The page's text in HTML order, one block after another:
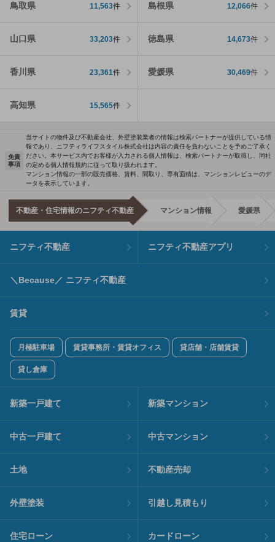
鳥取県 11,563件 島根県 12,066件
山口県 33,203件 徳島県 14,673件
香川県 23,361件 愛媛県 30,469件
高知県 15,565件
免責
事項
当サイトの物件及び不動産会社、外壁塗装業者の情報は検索パートナーが提供している情
報であり、ニフティライフスタイル株式会社は内容の責任を負わないことを予めご了承く
ださい。本サービス内でお客様が入力される個人情報は、検索パートナーが取得し、同社
の定める個人情報規約に従って取り扱われます。
マンション情報の一部の販売価格、賃料、間取り、専有面積は、マンションレビューのデ
ータを表示しています。
不動産・住宅情報のニフティ不動産 マンション情報 愛媛県
ニフティ不動産 ニフティ不動産アプリ
＼Because／ ニフティ不動産
賃貸
月極駐車場 賃貸事務所・賃貸オフィス 貸店舗・店舗賃貸
貸し倉庫
新築一戸建て 新築マンション
中古一戸建て 中古マンション
土地 不動産売却
外壁塗装 引越し見積もり
住宅ローン カードローン